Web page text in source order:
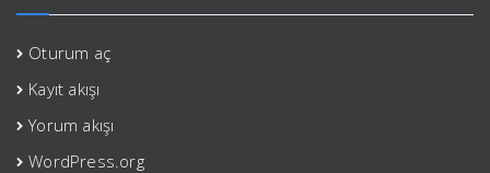
Oturum aç
Kayıt akışı
Yorum akışı
WordPress.org